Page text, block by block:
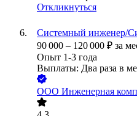
Откликнуться
Системный инженер/
90 000 – 120 000 ₽ за
Опыт 1-3 года
Выплаты: Два раза в
ООО Инженерная